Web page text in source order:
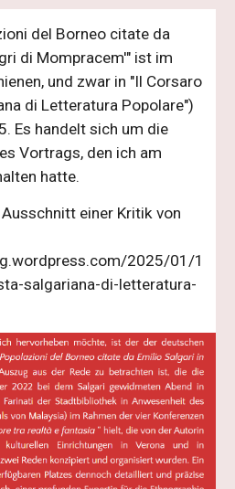
del Borneo citate da
di Mompracem'" ist im
und zwar in "Il Corsaro
di Letteratura Popolare")
Es handelt sich um die
Vortrags, den ich am
hatte.
einer Kritik von
2025/01/1
salgariana-di-letteratura-